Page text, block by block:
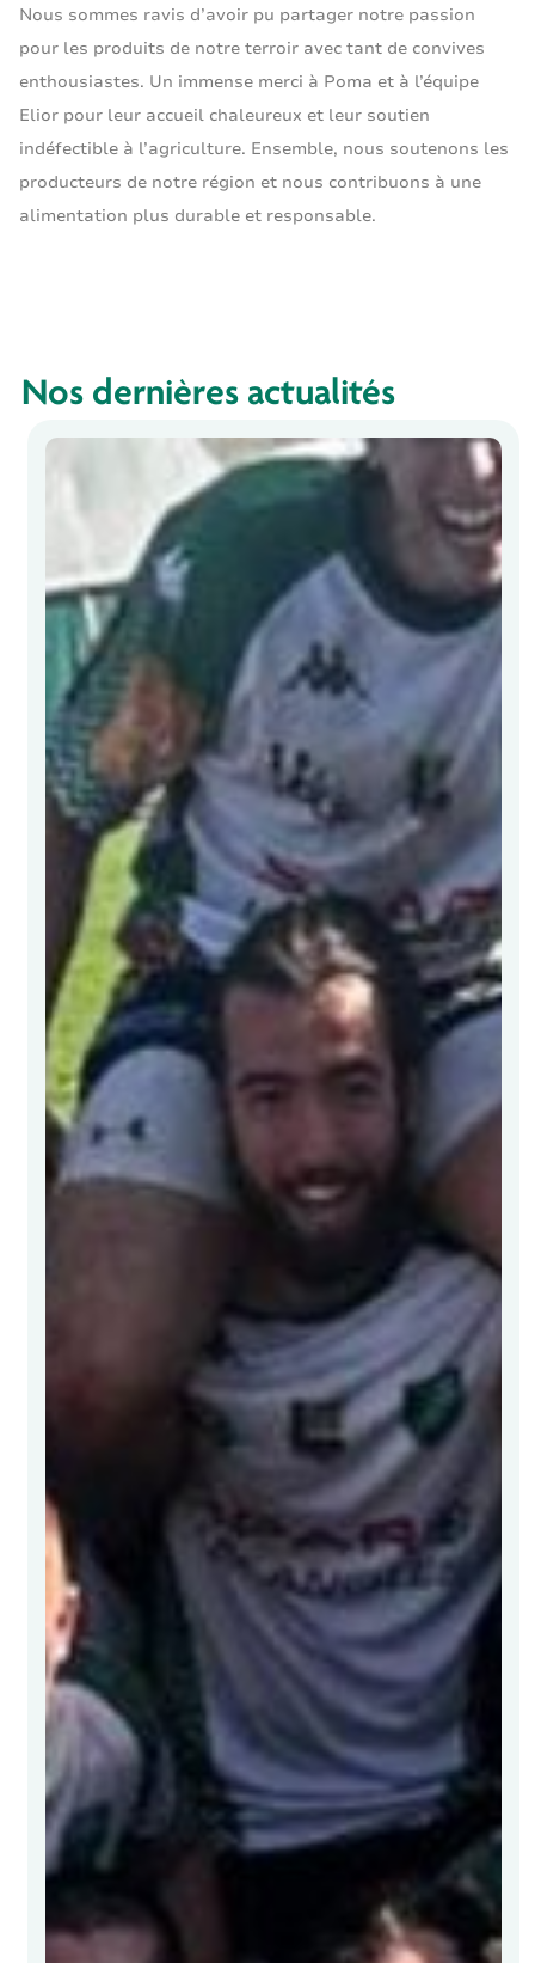
Nous sommes ravis d’avoir pu partager notre passion
pour les produits de notre terroir avec tant de convives
enthousiastes. Un immense merci à Poma et à l’équipe
Elior pour leur accueil chaleureux et leur soutien
indéfectible à l’agriculture. Ensemble, nous soutenons les
producteurs de notre région et nous contribuons à une
alimentation plus durable et responsable.
Nos dernières actualités